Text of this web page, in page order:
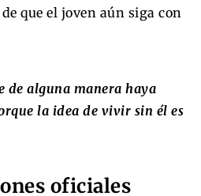
que el joven aún siga con
de alguna manera haya
la idea de vivir sin él es
oficiales